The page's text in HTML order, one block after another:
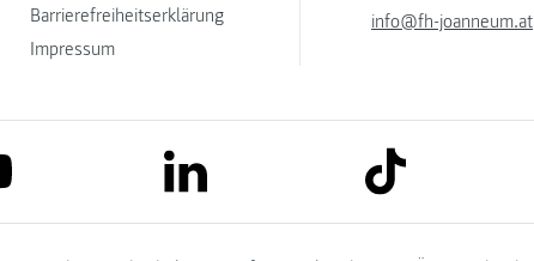
Barrierefreiheitserklärung
Impressum
info@fh-joanneum.at
link to youtube link to linkedin link to tiktok